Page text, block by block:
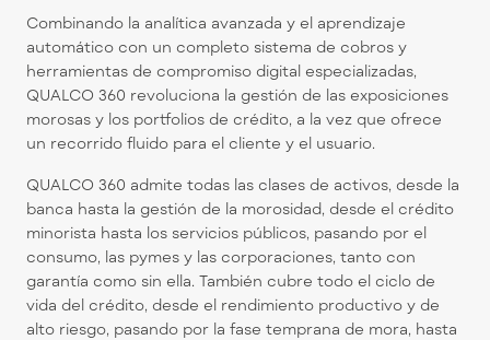
Combinando la analítica avanzada y el aprendizaje
automático con un completo sistema de cobros y
herramientas de compromiso digital especializadas,
QUALCO 360 revoluciona la gestión de las exposiciones
morosas y los portfolios de crédito, a la vez que ofrece
un recorrido fluido para el cliente y el usuario.
QUALCO 360 admite todas las clases de activos, desde la
banca hasta la gestión de la morosidad, desde el crédito
minorista hasta los servicios públicos, pasando por el
consumo, las pymes y las corporaciones, tanto con
garantía como sin ella. También cubre todo el ciclo de
vida del crédito, desde el rendimiento productivo y de
alto riesgo, pasando por la fase temprana de mora, hasta